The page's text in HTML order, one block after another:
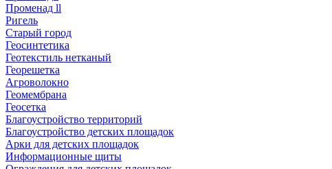
Променад ll
Ригель
Старый город
Геосинтетика
Геотекстиль нетканый
Георешетка
Агроволокно
Геомембрана
Геосетка
Благоустройство территорий
Благоустройство детских площадок
Арки для детских площадок
Информационные щиты